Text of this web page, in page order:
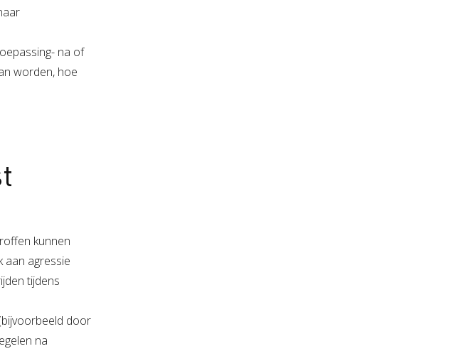
na of
worden, hoe
kunnen
aan agressie
tijdens
door
na